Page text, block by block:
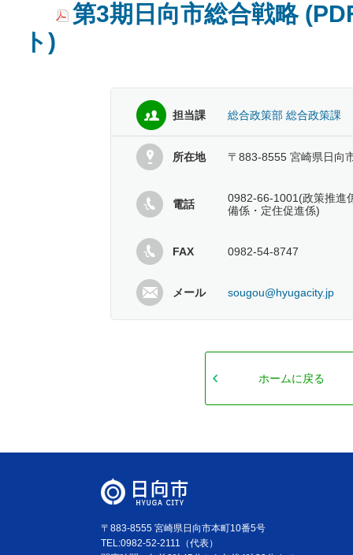
第3期日向市総合戦略
ト)
担当課 総合政策部 総合政策課
所在地 〒883-8555 宮崎県日向
電話
0982-66-1001(政策推進
備係・定住促進係)
FAX 0982-54-8747
メール sougou@hyugacity.jp
ホームに戻る
〒883-8555 宮崎県日向市本町10番5号
TEL:0982-52-2111（代表）